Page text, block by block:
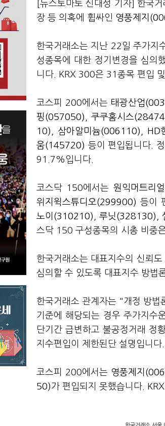
[뉴스토마토 신대성 기자] 한국
장 등 의혹에 휩싸인 영풍제지
한국거래소는 지난 22일 주가지
성종목에 대한 정기변경을 심
니다. KRX 300은 31종목 편입
코스피 200에서는 태광산업
핑(057050)
쿠쿠홈시스
10)
삼아알미늄(006110) HD
움(145720) 등이 편입됩니다.
91.7%입니다.
코스닥 150에서는 원익머트리
위지윅스튜디오(299900) 등이
노이(310210)
,루닛(328130) ,
스닥 150 구성종목의 시총 비중
한국거래소는 대표지수의 신뢰
심의할 수 있도록 대표지수 방법
한국거래소 관계자는 "개정 방
기준에 해당되는 경우 주가지수
단기간 급변하고 불공정거래 정
지수편입이 제한된단 설명입니다.
코스피 200에서는 영풍제지
50)가 편입되지 못했습니다.